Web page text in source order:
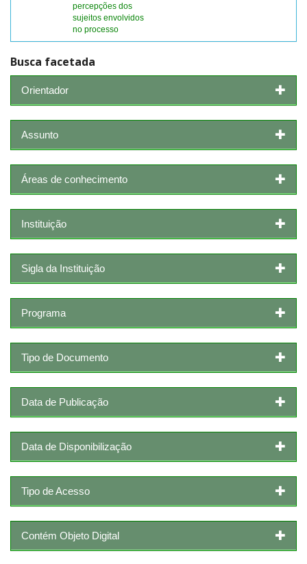
percepções dos
sujeitos envolvidos
no processo
Busca facetada
Orientador
Assunto
Áreas de conhecimento
Instituição
Sigla da Instituição
Programa
Tipo de Documento
Data de Publicação
Data de Disponibilização
Tipo de Acesso
Contém Objeto Digital